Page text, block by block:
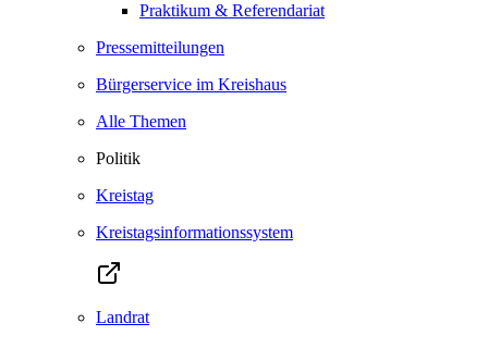
Praktikum & Referendariat
Pressemitteilungen
Bürgerservice im Kreishaus
Alle Themen
Politik
Kreistag
Kreistagsinformationssystem
Landrat